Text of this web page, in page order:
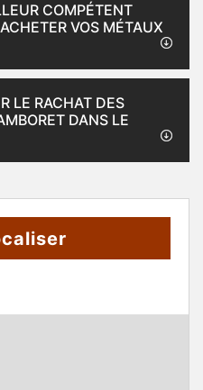
COMPÉTENT
VOS MÉTAUX
LE RACHAT DES
DANS LE